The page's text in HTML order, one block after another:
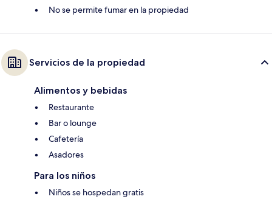
No se permite fumar en la propiedad
Servicios de la propiedad
Alimentos y bebidas
Restaurante
Bar o lounge
Cafetería
Asadores
Para los niños
Niños se hospedan gratis